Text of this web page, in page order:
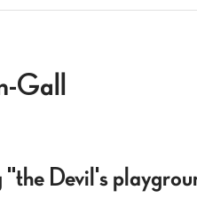
Gall
Devil's